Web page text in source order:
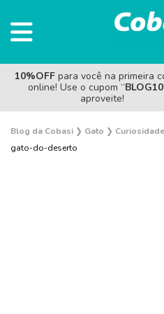
10%OFF para você na primeira
online! Use o cupom “BLOG10
aproveite!
Blog da Cobasi ❯ Gato ❯
gato-do-deserto